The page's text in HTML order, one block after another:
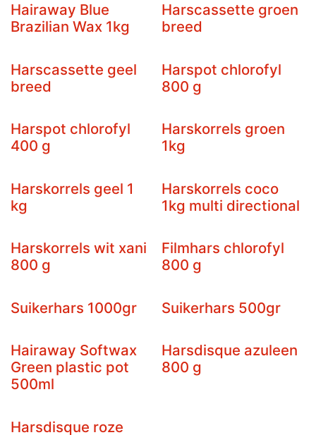
Hairaway Blue
Brazilian Wax 1kg
12st - 11+1 GRATIS
Harscassette groen
breed
12st - 11+1 GRATIS
Harscassette geel
breed
7st - 6+1 GRATIS
Harspot chlorofyl
800 g
7st - 6+1 GRATIS
Harspot chlorofyl
400 g
Harskorrels groen
1kg
Harskorrels geel 1
kg
Harskorrels coco
1kg multi directional
Harskorrels wit xani
800 g
7st - 6+1 GRATIS
Filmhars chlorofyl
800 g
Suikerhars 1000gr Suikerhars 500gr
7st - 6+1 GRATIS
Hairaway Softwax
Green plastic pot
500ml
Harsdisque azuleen
800 g
Harsdisque roze